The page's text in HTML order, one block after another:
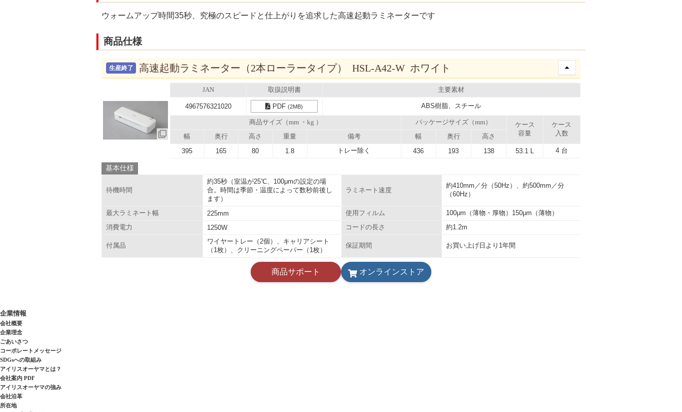
ウォームアップ時間35秒、究極のスピードと仕上がりを追求した高速起動ラミネーターです
商品仕様
生産終了 高速起動ラミネーター（2本ローラータイプ） HSL-A42-W ホワイト
JAN 取扱説明書 主要素材
4967576321020 PDF(2MB) ABS樹脂、スチール
商品サイズ（mm ・kg ） パッケージサイズ（mm）
ケース
容量
ケース
入数
幅 奥行 高さ 重量 備考 幅 奥行 高さ
395 165 80 1.8 トレー除く 436 193 138 53.1 L 4 台
基本仕様
待機時間
約35秒（室温が25℃、100μmの設定の場
合。時間は季節・温度によって数秒前後し
ます）
ラミネート速度
約410mm／分（50Hz）、約500mm／分
（60Hz）
最大ラミネート幅 225mm 使用フィルム 100μm（薄物・厚物）150μm（薄物）
消費電力 1250W コードの長さ 約1.2m
付属品
ワイヤートレー（2個）、キャリアシート
（1枚）、クリーニングペーパー（1枚）
保証期間 お買い上げ日より1年間
商品サポート オンラインストア
企業情報
会社概要
企業理念
ごあいさつ
コーポレートメッセージ
SDGsへの取組み
アイリスオーヤマとは？
会社案内 PDF
アイリスオーヤマの強み
会社沿革
所在地